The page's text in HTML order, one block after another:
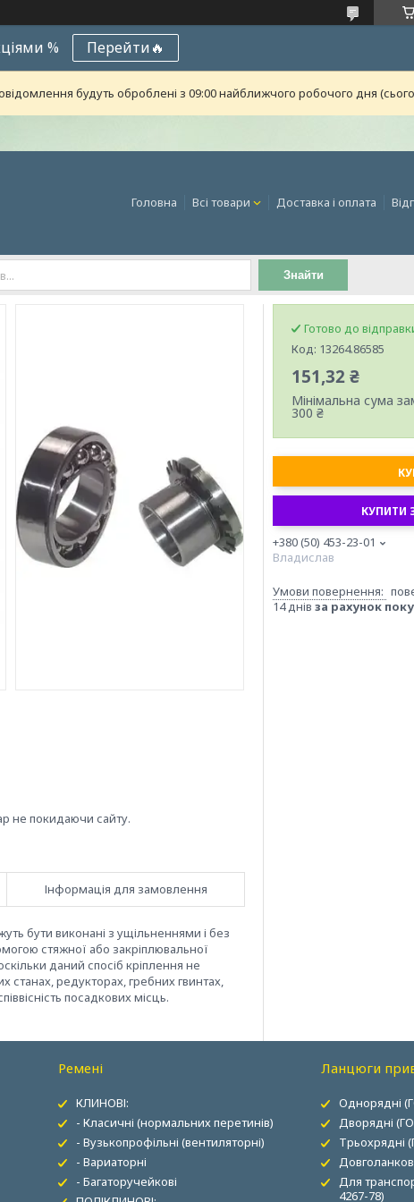
% Перейти🔥
будуть оброблені з 09:00 найближчого робочого дня
Головна Всі товари Доставка і оплата
Знайти
не покидаючи сайту.
Інформація для замовлення
бути виконані з ущільненнями і без
стяжної або закріплювальної
даний спосіб кріплення не
станах, редукторах, гребних гвинтах,
посадкових місць.
Готово до
Код: 13264.86585
151,32 ₴
Мінімальна сума
300 ₴
КУПИТИ
+380 (50) 453-23-01
Владислав
14 днів за рахунок
Ремені
КЛИНОВІ:
- Класичні (нормальних перетинів)
- Вузькопрофільні (вентиляторні)
- Вариаторні
- Багаторучейкові
Ланцюги
Однорядні
Дворядні
Трьохрядні
Для
4267-78)